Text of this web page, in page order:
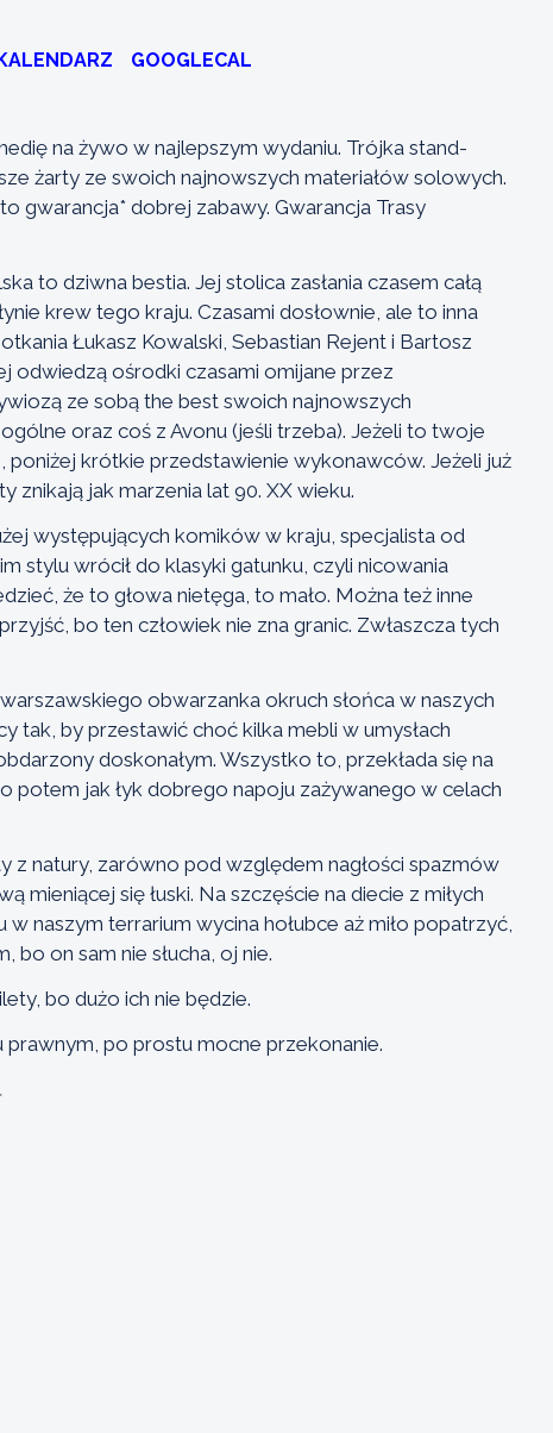
GOOGLECAL
na żywo w najlepszym wydaniu. Trójka stand-
żarty ze swoich najnowszych materiałów solowych.
gwarancja* dobrej zabawy. Gwarancja Trasy
to dziwna bestia. Jej stolica zasłania czasem całą
krew tego kraju. Czasami dosłownie, ale to inna
Łukasz Kowalski, Sebastian Rejent i Bartosz
odwiedzą ośrodki czasami omijane przez
ze sobą the best swoich najnowszych
oraz coś z Avonu (jeśli trzeba). Jeżeli to twoje
krótkie przedstawienie wykonawców. Jeżeli już
znikają jak marzenia lat 90. XX wieku.
występujących komików w kraju, specjalista od
stylu wrócił do klasyki gatunku, czyli nicowania
że to głowa nietęga, to mało. Można też inne
bo ten człowiek nie zna granic. Zwłaszcza tych
obwarzanka okruch słońca w naszych
tak, by przestawić choć kilka mebli w umysłach
doskonałym. Wszystko to, przekłada się na
potem jak łyk dobrego napoju zażywanego w celach
z natury, zarówno pod względem nagłości spazmów
mieniącej się łuski. Na szczęście na diecie z miłych
naszym terrarium wycina hołubce aż miło popatrzyć,
bo on sam nie słucha, oj nie.
bo dużo ich nie będzie.
po prostu mocne przekonanie.